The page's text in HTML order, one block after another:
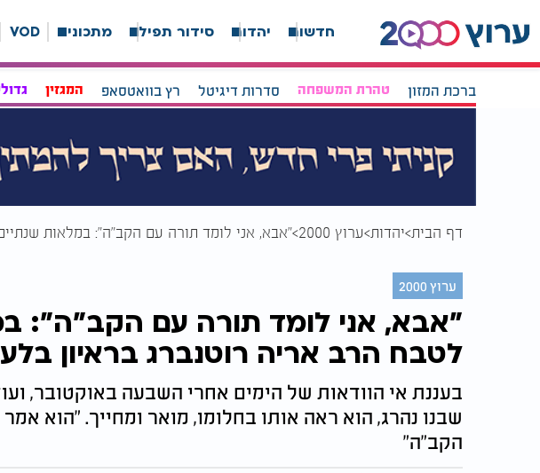
חדשות יהדות סידור תפילה מתכונים VOD
ברכת המזון טהרת המשפחה סדרות דיגיטל רץ בוואטסאפ המגזין
דף הבית יהדות ערוץ 2000 "אבא, אני לומד תורה עם הקב"ה": במלאות
ערוץ 2000
"אבא, אני לומד תורה עם הקב"ה":
לטבח הרב אריה רוטנברג בראיון
בעננת אי הוודאות של הימים אחרי השבעה באוקטובר,
שבנו נהרג, הוא ראה אותו בחלומו, מואר ומחייך. "הוא
הקב"ה"